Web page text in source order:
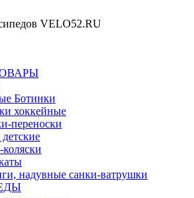
VELO52.RU
Ботинки
хоккейные
переноски
надувные санки-ватрушки